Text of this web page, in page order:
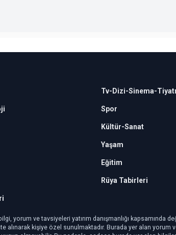
Tv-Dizi-Sinema-
Spor
Kültür-Sanat
Yaşam
Eğitim
Rüya Tabirleri
yorum ve tavsiyeleri yatırım danışmanlığı kapsamında
alınarak kişiye özel sunulmaktadır. Burada yer alan